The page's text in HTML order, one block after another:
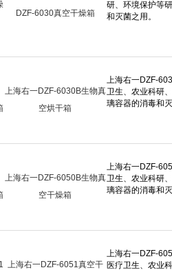
DZF-6030真空干燥箱
上海右一DZF-6030B生物真
空烘干箱
上海右一DZF-6050B生物真
空干燥箱
上海右一DZF-6051真空干